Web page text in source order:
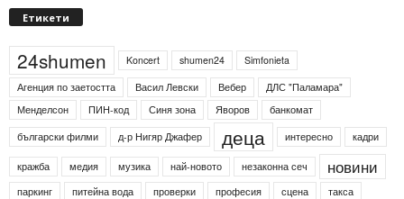
Етикети
24shumen Koncert shumen24
Simfonieta
Агенция по заетостта
Васил Левски Вебер
ДЛС "Паламара"
Менделсон
ПИН-код Синя зона Яворов
банкомат
български филми
д-р Нигяр Джафер деца интересно кадри
кражба медия музика най-новото незаконна сеч новини
паркинг питейна вода проверки професия сцена такса